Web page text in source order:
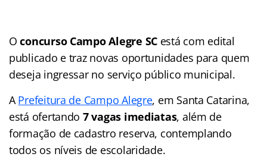
Oconcurso Campo Alegre SC está com edital
publicado e traz novas oportunidades para quem
deseja ingressar no serviço público municipal.
APrefeitura de Campo Alegre, em Santa Catarina,
está ofertando 7 vagas imediatas, além de
formação de cadastro reserva, contemplando
todos os níveis de escolaridade.